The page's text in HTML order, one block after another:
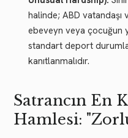
halinde; ABD vatandaşı
ebeveyn veya çocuğun
standart deport
kanıtlanmalıdır.
Satrancın En
Hamlesi: